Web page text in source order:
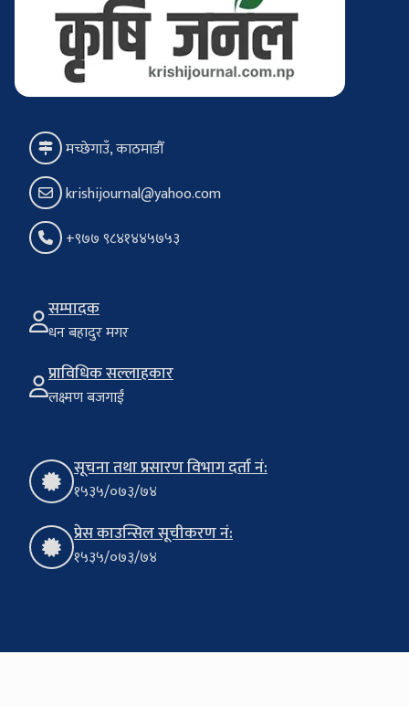
मच्छेगाउँ, काठमाडौँ
krishijournal@yahoo.com
+९७७ ९८४१४४५७५३
सम्पादक
धन बहादुर मगर
प्राविधिक सल्लाहकार
लक्ष्मण बजगाईं
सूचना तथा प्रसारण विभाग दर्ता नं:
१५३५/०७३/७४
प्रेस काउन्सिल सूचीकरण नं:
१५३५/०७३/७४